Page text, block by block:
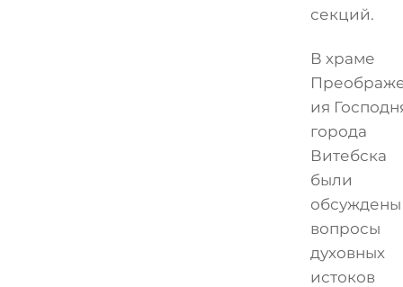
секций.
В храме
ия
города
Витебска
были
обсуждены
вопросы
духовных
истоков